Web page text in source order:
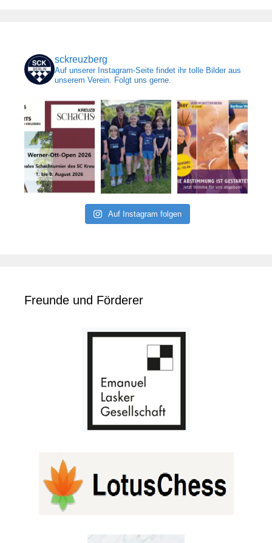
sckreuzberg
Auf unserer Instagram-Seite findet ihr tolle Bilder aus
unserem Verein. Folgt uns gerne.
Auf Instagram folgen
Freunde und Förderer